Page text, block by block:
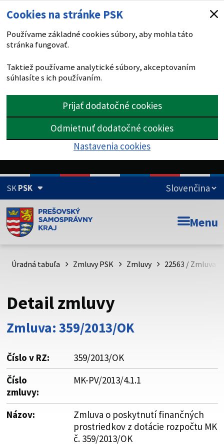
Cookies na stránke PSK
Používame základné cookies súbory, aby mohla táto
stránka fungovať.
Taktiež používame analytické súbory, akceptovaním
súhlasíte s ich používaním.
Prijať dodatočné cookies
Odmietnuť dodatočné cookies
Nastavenia cookies
SKPSK
Doména psk.sk je oficiálna
Toto je oficiálna webová stránka Prešovského
psk.sk.
Buďte pozorní a vždy sa uistite, že zdieľate informácie iba
cez zabezpečenú webovú stránku. Zabezpečená stránka
vždy začína https:// pred názvom domény webového sídla.
Menu
Úradná tabuľa Zmluvy PSK Zmluvy 22563 / Zmluva
Detail zmluvy
Zmluva: 359/2013/OK
Číslo v RZ:
359/2013/OK
Číslo
zmluvy:
MK-PV/2013/4.1.1
Názov:
Zmluva o poskytnutí finančných
prostriedkov z dotácie rozpočtu MK
č. 359/2013/OK